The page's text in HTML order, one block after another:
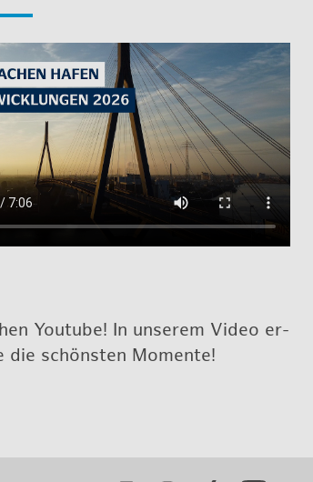
Youtube! In un­se­rem Video er­
die schöns­ten Mo­men­te!